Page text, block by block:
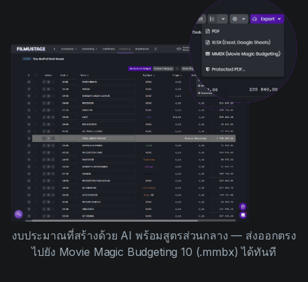
งบประมาณที่สร้างด้วย AI พร้อมสูตรส่วนกลาง — ส่งออกตรง
ไปยัง Movie Magic Budgeting 10 (.mmbx) ได้ทันที